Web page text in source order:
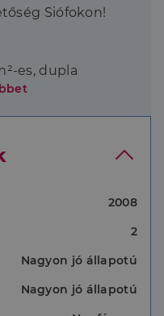
Siófokon!
es, dupla
800 méterre
helyezkedik
2008
2
Nagyon jó állapotú
Nagyon jó állapotú